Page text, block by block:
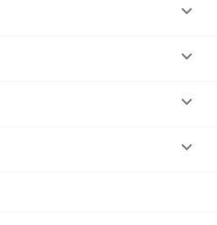



